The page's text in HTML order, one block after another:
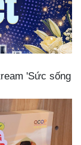
'Sức sống